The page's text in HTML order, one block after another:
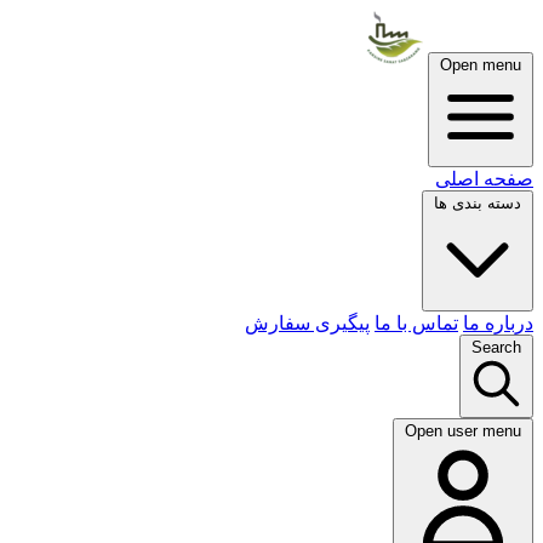
Open menu
صفحه اصلی
دسته بندی ها
درباره ما تماس با ما پیگیری سفارش
Search
Open user menu